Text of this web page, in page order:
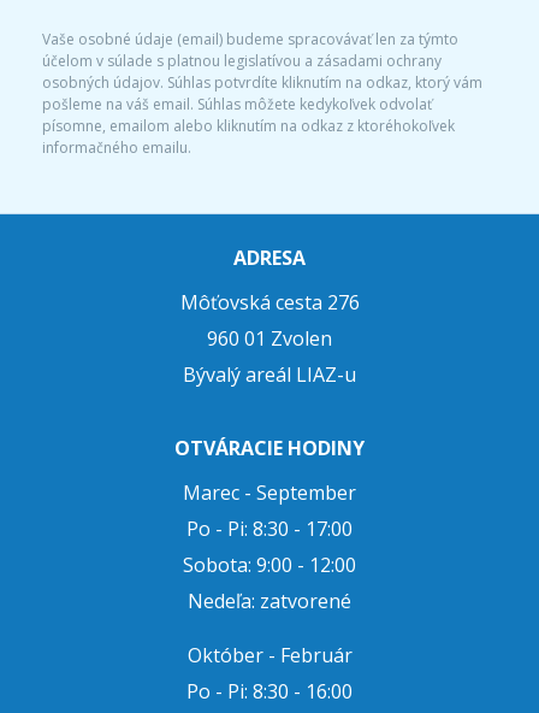
Vaše osobné údaje (email) budeme spracovávať len za týmto
účelom v súlade s platnou legislatívou a zásadami ochrany
osobných údajov. Súhlas potvrdíte kliknutím na odkaz, ktorý vám
pošleme na váš email. Súhlas môžete kedykoľvek odvolať
písomne, emailom alebo kliknutím na odkaz z ktoréhokoľvek
informačného emailu.
ADRESA
Môťovská cesta 276
960 01 Zvolen
Bývalý areál LIAZ-u
OTVÁRACIE HODINY
Marec - September
Po - Pi: 8:30 - 17:00
Sobota: 9:00 - 12:00
Nedeľa: zatvorené
Október - Február
Po - Pi: 8:30 - 16:00